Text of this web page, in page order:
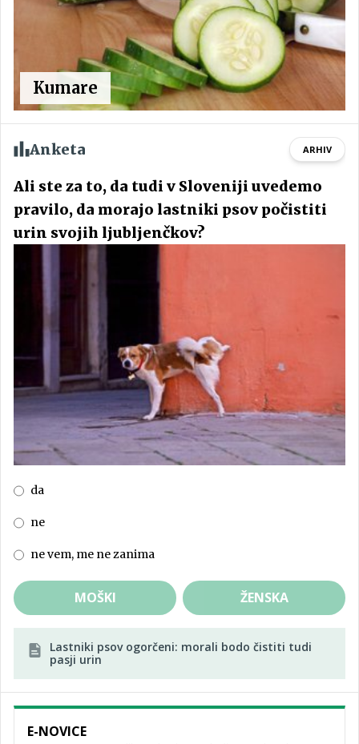
Kumare
Anketa ARHIV
Ali ste za to, da tudi v Sloveniji uvedemo
pravilo, da morajo lastniki psov počistiti
urin svojih ljubljenčkov?
da
ne
ne vem, me ne zanima
MOŠKI ŽENSKA
Lastniki psov ogorčeni: morali bodo čistiti tudi
pasji urin
E-NOVICE